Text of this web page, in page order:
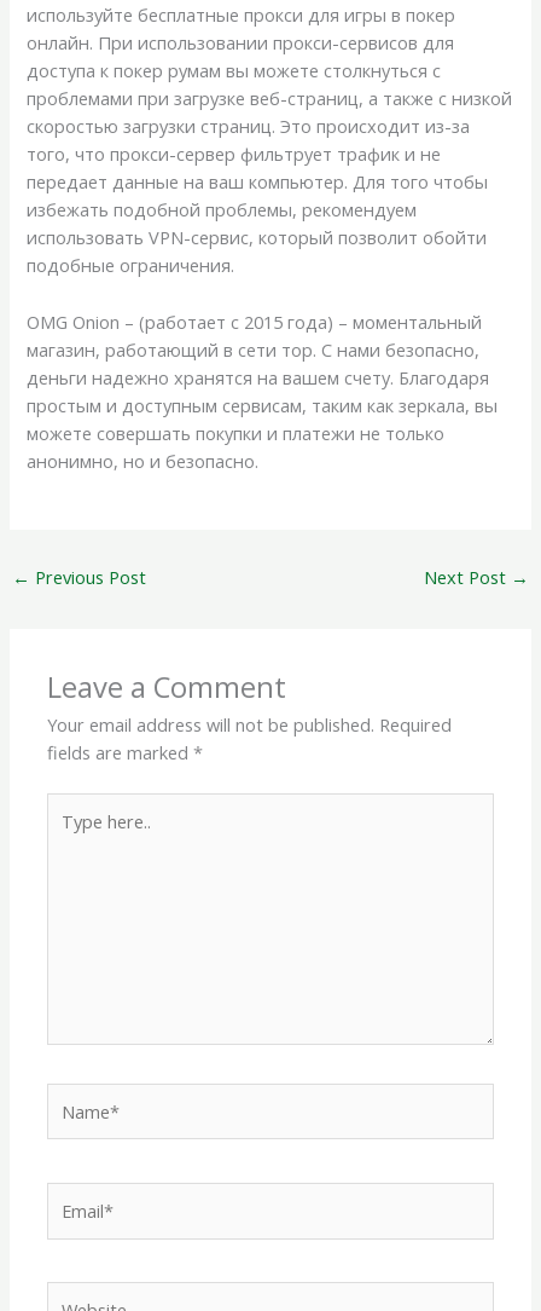
используйте бесплатные прокси для игры в покер
онлайн. При использовании прокси-сервисов для
доступа к покер румам вы можете столкнуться с
проблемами при загрузке веб-страниц, а также с низкой
скоростью загрузки страниц. Это происходит из-за
того, что прокси-сервер фильтрует трафик и не
передает данные на ваш компьютер. Для того чтобы
избежать подобной проблемы, рекомендуем
использовать VPN-сервис, который позволит обойти
подобные ограничения.
OMG Onion – (работает с 2015 года) – моментальный
магазин, работающий в сети тор. С нами безопасно,
деньги надежно хранятся на вашем счету. Благодаря
простым и доступным сервисам, таким как зеркала, вы
можете совершать покупки и платежи не только
анонимно, но и безопасно.
← Previous Post Next Post →
Leave a Comment
Your email address will not be published. Required
fields are marked*
here..